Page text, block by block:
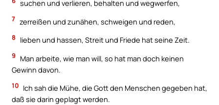
suchen und verlieren, behalten und wegwerfen,
7 zerreißen und zunähen, schweigen und reden,
8 lieben und hassen, Streit und Friede hat seine Zeit.
9
Man arbeite, wie man will, so hat man doch keinen
Gewinn davon.
10 Ich sah die Mühe, die Gott den Menschen gegeben hat,
daß sie darin geplagt werden.